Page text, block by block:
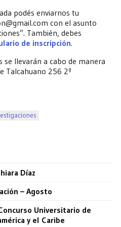
podés enviarnos tu
con el asunto
También, debes
de inscripción.
se llevarán a cabo de manera
Talcahuano 256 2º
Díaz
– Agosto
Universitario de
y el Caribe